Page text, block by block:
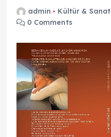
admin Kültür & Sanat
0 Comments